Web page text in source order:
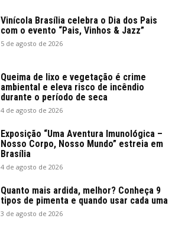
Vinícola Brasília celebra o Dia dos Pais
com o evento “Pais, Vinhos & Jazz”
5 de agosto de 2026
Queima de lixo e vegetação é crime
ambiental e eleva risco de incêndio
durante o período de seca
4 de agosto de 2026
Exposição “Uma Aventura Imunológica –
Nosso Corpo, Nosso Mundo” estreia em
Brasília
4 de agosto de 2026
Quanto mais ardida, melhor? Conheça 9
tipos de pimenta e quando usar cada uma
3 de agosto de 2026